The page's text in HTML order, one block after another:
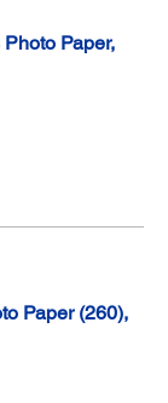
Paper,
Paper (260),